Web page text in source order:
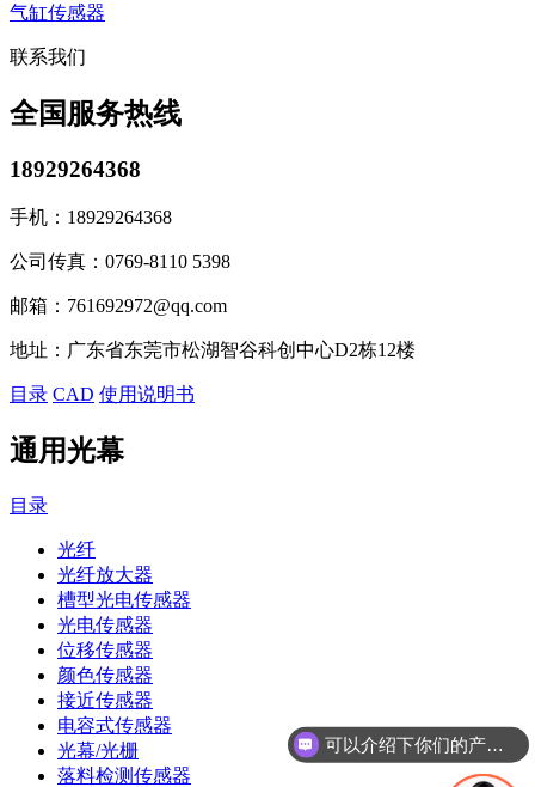
气缸传感器
联系我们
全国服务热线
18929264368
手机： 18929264368
公司传真： 0769-8110 5398
邮箱： 761692972@qq.com
地址： 广东省东莞市松湖智谷科创中心D2栋12楼
目录 CAD 使用说明书
通用光幕
目录
光纤
光纤放大器
槽型光电传感器
光电传感器
位移传感器
颜色传感器
接近传感器
电容式传感器
光幕/光栅
落料检测传感器
可以介绍下你们的产品么